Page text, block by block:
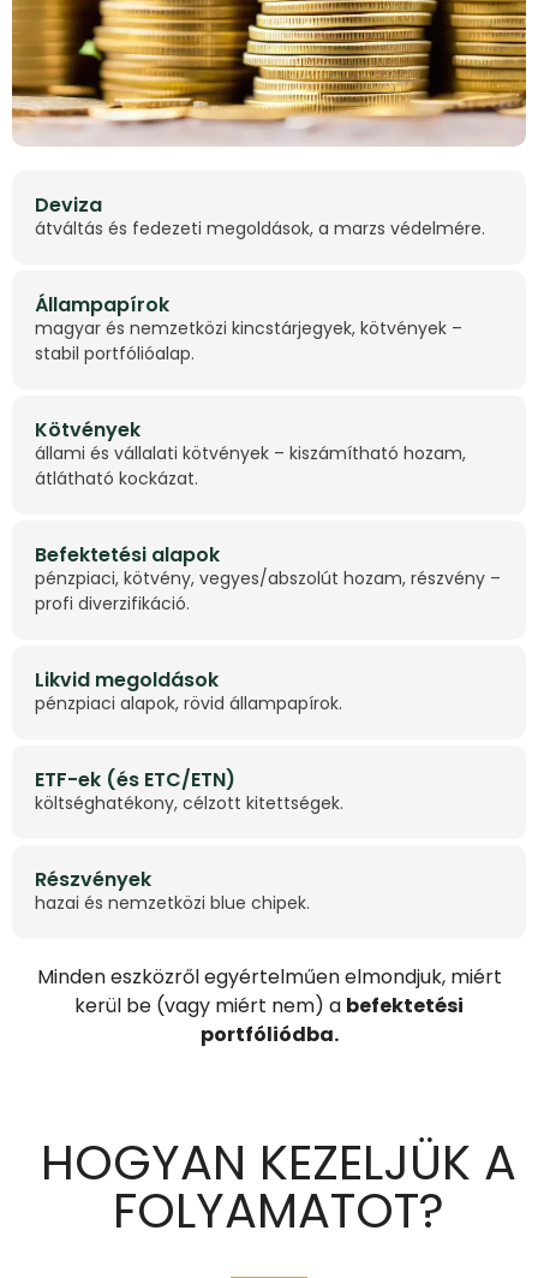
Deviza
átváltás és fedezeti megoldások, a marzs védelmére.
Állampapírok
magyar és nemzetközi kincstárjegyek, kötvények –
stabil portfólióalap.
Kötvények
állami és vállalati kötvények – kiszámítható hozam,
átlátható kockázat.
Befektetési alapok
pénzpiaci, kötvény, vegyes/abszolút hozam, részvény –
profi diverzifikáció.
Likvid megoldások
pénzpiaci alapok, rövid állampapírok.
ETF-ek (és ETC/ETN)
költséghatékony, célzott kitettségek.
Részvények
hazai és nemzetközi blue chipek.
Minden eszközről egyértelműen elmondjuk, miért
kerül be (vagy miért nem) a befektetési
portfóliódba.
HOGYAN KEZELJÜK A
FOLYAMATOT?